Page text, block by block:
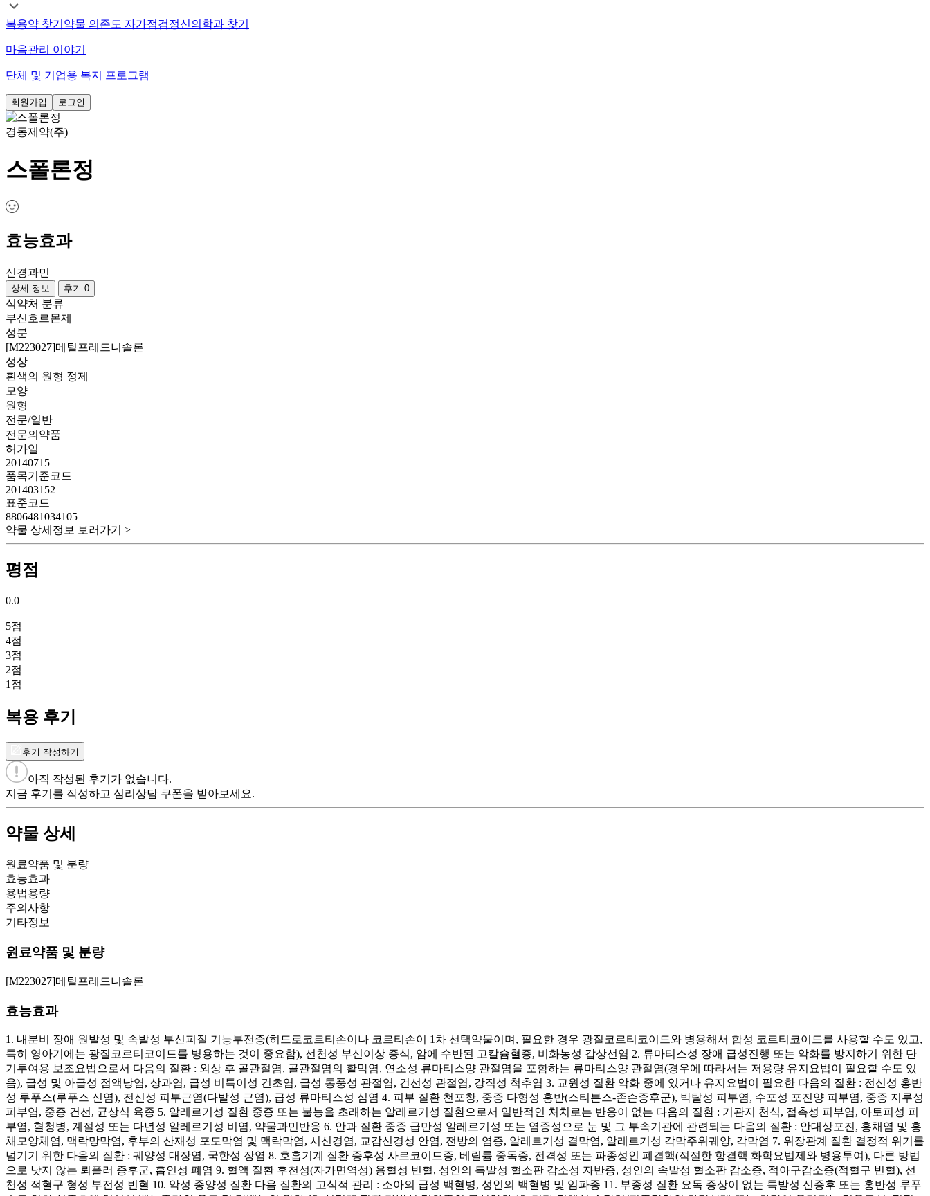
복용약 찾기 약물 의존도 자가점검정신의학과 찾기
마음관리 이야기
단체 및 기업용 복지 프로그램
회원가입 로그인
경동제약(주)
스폴론정
효능효과
신경과민
상세 정보 후기 0
식약처 분류
부신호르몬제
성분
[M223027]메틸프레드니솔론
성상
흰색의 원형 정제
모양
원형
전문/일반
전문의약품
허가일
20140715
품목기준코드
201403152
표준코드
8806481034105
약물 상세정보 보러가기 >
평점
0.0
5점
4점
3점
2점
1 점
복용 후기
후기 작성하기
아직 작성된 후기가 없습니다.
지금 후기를 작성하고 심리상담 쿠폰을 받아보세요.
약물 상세
원료약품 및 분량
효능효과
용법용량
주의사항
기타정보
원료약품 및 분량
[M223027]메틸프레드니솔론
효능효과
1. 내분비 장애 원발성 및 속발성 부신피질 기능부전증(히드로코르티손이나 코르티손이 1차 선택약물이며, 필요한 경우 광질코르티코이드와 병용해서 합성 코르티코이드를 사용할 수도 있고,
특히 영아기에는 광질코르티코이드를 병용하는 것이 중요함), 선천성 부신이상 증식, 암에 수반된 고칼슘혈증, 비화농성 갑상선염 2. 류마티스성 장애 급성진행 또는 악화를 방지하기 위한 단
기투여용 보조요법으로서 다음의 질환 : 외상 후 골관절염, 골관절염의 활막염, 연소성 류마티스양 관절염을 포함하는 류마티스양 관절염(경우에 따라서는 저용량 유지요법이 필요할 수도 있
음), 급성 및 아급성 점액낭염, 상과염, 급성 비특이성 건초염, 급성 통풍성 관절염, 건선성 관절염, 강직성 척추염 3. 교원성 질환 악화 중에 있거나 유지요법이 필요한 다음의 질환 : 전신성 홍반
성 루푸스(루푸스 신염), 전신성 피부근염(다발성 근염), 급성 류마티스성 심염 4. 피부 질환 천포창, 중증 다형성 홍반(스티븐스-존슨증후군), 박탈성 피부염, 수포성 포진양 피부염, 중증 지루성
피부염, 중증 건선, 균상식 육종 5. 알레르기성 질환 중증 또는 불능을 초래하는 알레르기성 질환으로서 일반적인 처치로는 반응이 없는 다음의 질환 : 기관지 천식, 접촉성 피부염, 아토피성 피
부염, 혈청병, 계절성 또는 다년성 알레르기성 비염, 약물과민반응 6. 안과 질환 중증 급만성 알레르기성 또는 염증성으로 눈 및 그 부속기관에 관련되는 다음의 질환 : 안대상포진, 홍채염 및 홍
채모양체염, 맥락망막염, 후부의 산재성 포도막염 및 맥락막염, 시신경염, 교감신경성 안염, 전방의 염증, 알레르기성 결막염, 알레르기성 각막주위궤양, 각막염 7. 위장관계 질환 결정적 위기를
넘기기 위한 다음의 질환 : 궤양성 대장염, 국한성 장염 8. 호흡기계 질환 증후성 사르코이드증, 베릴륨 중독증, 전격성 또는 파종성인 폐결핵(적절한 항결핵 화학요법제와 병용투여), 다른 방법
으로 낫지 않는 뢰플러 증후군, 흡인성 폐염 9. 혈액 질환 후천성(자가면역성) 용혈성 빈혈, 성인의 특발성 혈소판 감소성 자반증, 성인의 속발성 혈소판 감소증, 적아구감소증(적혈구 빈혈), 선
천성 적혈구 형성 부전성 빈혈 10. 악성 종양성 질환 다음 질환의 고식적 관리 : 소아의 급성 백혈병, 성인의 백혈병 및 임파종 11. 부종성 질환 요독 증상이 없는 특발성 신증후 또는 홍반성 루푸